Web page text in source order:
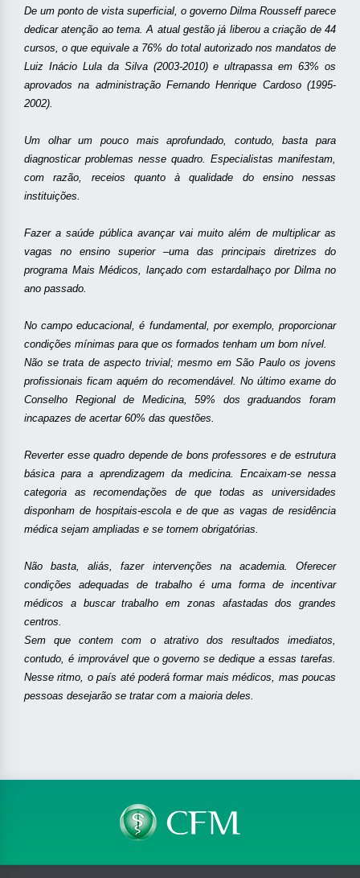
De um ponto de vista superficial, o governo Dilma Rousseff parece
dedicar atenção ao tema. A atual gestão já liberou a criação de 44
cursos, o que equivale a 76% do total autorizado nos mandatos de
Luiz Inácio Lula da Silva (2003-2010) e ultrapassa em 63% os
aprovados na administração Fernando Henrique Cardoso (1995-
2002).
Um olhar um pouco mais aprofundado, contudo, basta para
diagnosticar problemas nesse quadro. Especialistas manifestam,
com razão, receios quanto à qualidade do ensino nessas
instituições.
Fazer a saúde pública avançar vai muito além de multiplicar as
vagas no ensino superior –uma das principais diretrizes do
programa Mais Médicos, lançado com estardalhaço por Dilma no
ano passado.
No campo educacional, é fundamental, por exemplo, proporcionar
condições mínimas para que os formados tenham um bom nível.
Não se trata de aspecto trivial; mesmo em São Paulo os jovens
profissionais ficam aquém do recomendável. No último exame do
Conselho Regional de Medicina, 59% dos graduandos foram
incapazes de acertar 60% das questões.
Reverter esse quadro depende de bons professores e de estrutura
básica para a aprendizagem da medicina. Encaixam-se nessa
categoria as recomendações de que todas as universidades
disponham de hospitais-escola e de que as vagas de residência
médica sejam ampliadas e se tornem obrigatórias.
Não basta, aliás, fazer intervenções na academia. Oferecer
condições adequadas de trabalho é uma forma de incentivar
médicos a buscar trabalho em zonas afastadas dos grandes
centros.
Sem que contem com o atrativo dos resultados imediatos,
contudo, é improvável que o governo se dedique a essas tarefas.
Nesse ritmo, o país até poderá formar mais médicos, mas poucas
pessoas desejarão se tratar com a maioria deles.